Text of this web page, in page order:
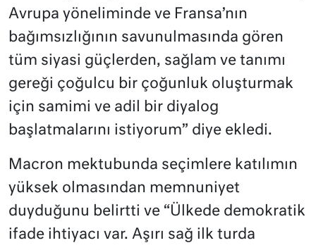
Avrupa yöneliminde ve Fransa’nın
bağımsızlığının savunulmasında gören
tüm siyasi güçlerden, sağlam ve tanımı
gereği çoğulcu bir çoğunluk oluşturmak
için samimi ve adil bir diyalog
başlatmalarını istiyorum” diye ekledi.
Macron mektubunda seçimlere katılımın
yüksek olmasından memnuniyet
duyduğunu belirtti ve “Ülkede demokratik
ifade ihtiyacı var. Aşırı sağ ilk turda